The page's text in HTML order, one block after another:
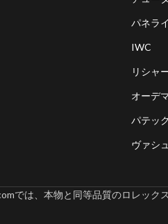
パネライ
IWC
リシャ
オーデ
パテッ
ヴァシ
では、本物と同等品質のロレッ